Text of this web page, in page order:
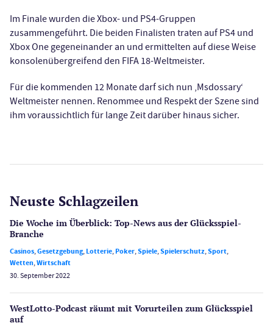
Im Finale wurden die Xbox- und PS4-Gruppen
zusammengeführt. Die beiden Finalisten traten auf PS4 und
Xbox One gegeneinander an und ermittelten auf diese Weise
konsolenübergreifend den FIFA 18-Weltmeister.
Für die kommenden 12 Monate darf sich nun ‚Msdossary‘
Weltmeister nennen. Renommee und Respekt der Szene sind
ihm voraussichtlich für lange Zeit darüber hinaus sicher.
Neuste Schlagzeilen
Die Woche im Überblick: Top-News aus der Glücksspiel-
Branche
Casinos,Gesetzgebung,Lotterie,Poker,Spiele,Spielerschutz,Sport,
Wetten,Wirtschaft
30. September 2022
WestLotto-Podcast räumt mit Vorurteilen zum Glücksspiel
auf